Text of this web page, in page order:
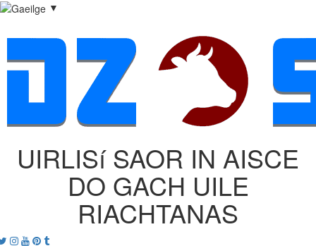
▼
UIRLISí SAOR IN AISCE
DO GACH UILE
RIACHTANAS
Twitter
Instagram
Youtube
Pinterest
tumblr